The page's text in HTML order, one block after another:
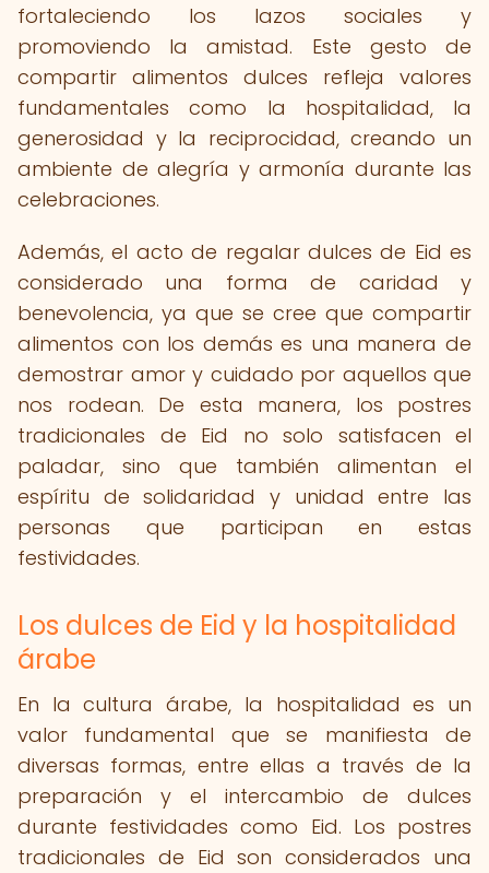
fortaleciendo los lazos sociales y
promoviendo la amistad. Este gesto de
compartir alimentos dulces refleja valores
fundamentales como la hospitalidad, la
generosidad y la reciprocidad, creando un
ambiente de alegría y armonía durante las
celebraciones.
Además, el acto de regalar dulces de Eid es
considerado una forma de caridad y
benevolencia, ya que se cree que compartir
alimentos con los demás es una manera de
demostrar amor y cuidado por aquellos que
nos rodean. De esta manera, los postres
tradicionales de Eid no solo satisfacen el
paladar, sino que también alimentan el
espíritu de solidaridad y unidad entre las
personas que participan en estas
festividades.
Los dulces de Eid y la hospitalidad
árabe
En la cultura árabe, la hospitalidad es un
valor fundamental que se manifiesta de
diversas formas, entre ellas a través de la
preparación y el intercambio de dulces
durante festividades como Eid. Los postres
tradicionales de Eid son considerados una